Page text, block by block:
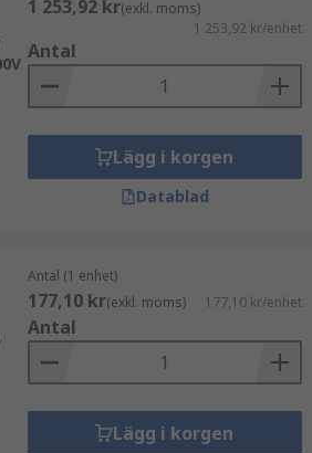
1 253,92 kr(exkl. moms)
1 253,92 kr/enhet
Antal
Lägg i korgen
Datablad
Antal (1 enhet)
177,10 kr(exkl. moms) 177,10 kr/enhet
Antal
Lägg i korgen